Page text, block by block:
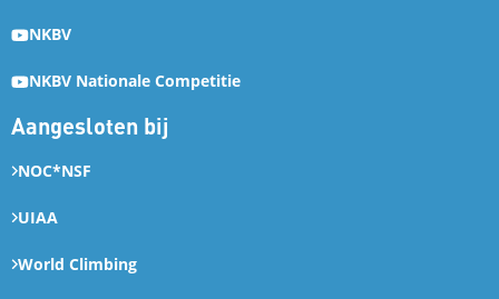
NKBV
NKBV Nationale Competitie
Aangesloten bij
NOC*NSF
UIAA
World Climbing